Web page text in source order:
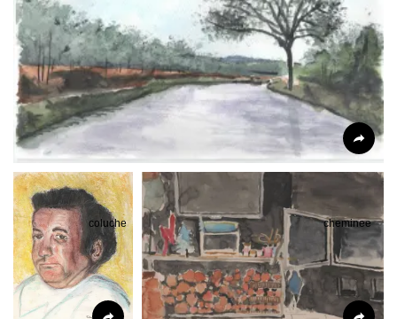
coluche cheminee